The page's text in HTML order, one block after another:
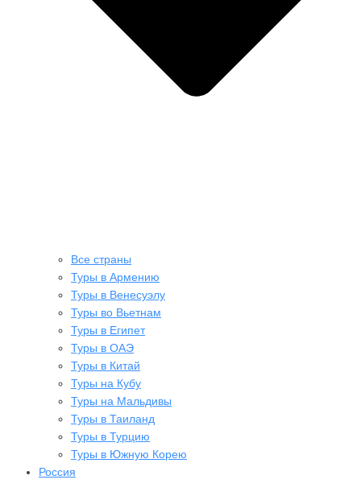
Все страны
Туры в Армению
Туры в Венесуэлу
Туры во Вьетнам
Туры в Египет
Туры в ОАЭ
Туры в Китай
Туры на Кубу
Туры на Мальдивы
Туры в Таиланд
Туры в Турцию
Туры в Южную Корею
Россия